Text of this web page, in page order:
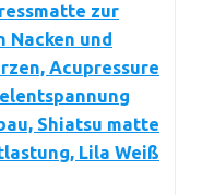
zur
Nacken und
Acupressure
Shiatsu matte
Lila Weiß